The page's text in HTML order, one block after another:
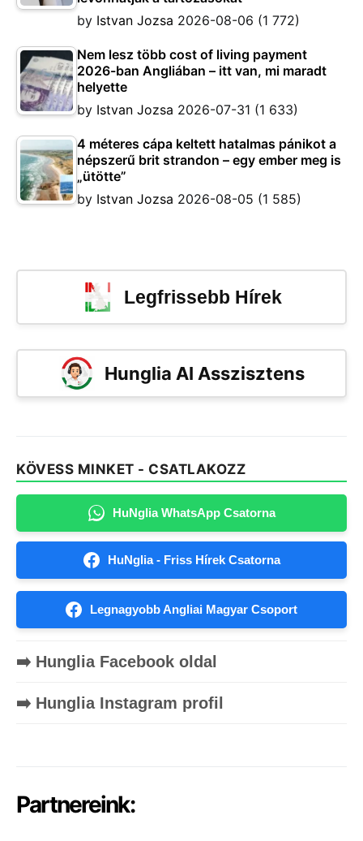
by Istvan Jozsa 2026-08-06 (1 772)
Nem lesz több cost of living payment
2026-ban Angliában – itt van, mi maradt
helyette
by Istvan Jozsa 2026-07-31 (1 633)
4 méteres cápa keltett hatalmas pánikot a
népszerű brit strandon – egy ember meg is
„ütötte”
by Istvan Jozsa 2026-08-05 (1 585)
Legfrissebb Hírek
Hunglia AI Asszisztens
KÖVESS MINKET - CSATLAKOZZ
HuNglia WhatsApp Csatorna
HuNglia - Friss Hírek Csatorna
Legnagyobb Angliai Magyar Csoport
➡️ Hunglia Facebook oldal
➡️ Hunglia Instagram profil
Partnereink: